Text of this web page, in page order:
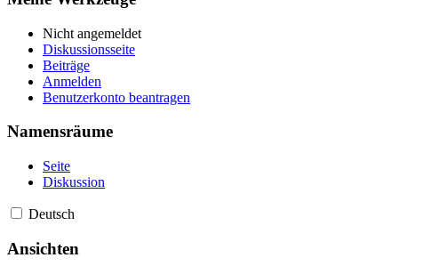
Nicht angemeldet
Diskussionsseite
Beiträge
Anmelden
Benutzerkonto beantragen
Namensräume
Seite
Diskussion
Deutsch
Ansichten